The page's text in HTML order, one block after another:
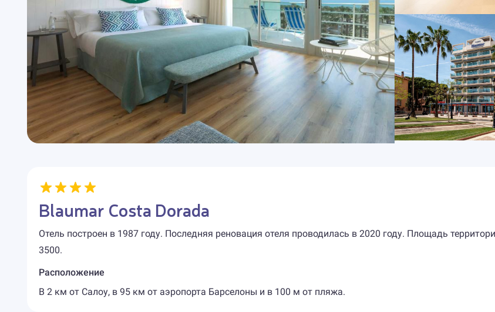
Blaumar Costa Dorada
Отель построен в 1987 году. Последняя реновация отеля проводилась в 2020 году. Площадь
3500.
Расположение
В 2 км от Салоу, в 95 км от аэропорта Барселоны и в 100 м от пляжа.